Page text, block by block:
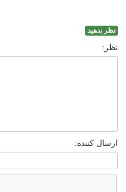
نظر بدهید
نظر:
ارسال کننده: